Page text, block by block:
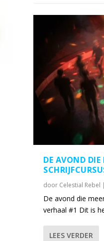
DE AVOND
door Celestial Rebel |
De avond die
verhaal #1 Dit is
LEES VERDER